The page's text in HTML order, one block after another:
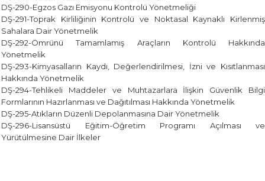
DŞ-290-Egzos Gazı Emisyonu Kontrolü Yönetmeliği
DŞ-291-Toprak Kirliliğinin Kontrolü ve Noktasal Kaynaklı Kirlenmiş
Sahalara Dair Yönetmelik
DŞ-292-Ömrünü Tamamlamış Araçların Kontrolü Hakkında
Yönetmelik
DŞ-293-Kimyasalların Kaydı, Değerlendirilmesi, İzni ve Kısıtlanması
Hakkında Yönetmelik
DŞ-294-Tehlikeli Maddeler ve Muhtazarlara İlişkin Güvenlik Bilgi
Formlarının Hazırlanması ve Dağıtılması Hakkında Yönetmelik
DŞ-295-Atıkların Düzenli Depolanmasına Dair Yönetmelik
DŞ-296-Lisansüstü Eğitim-Öğretim Programı Açılması ve
Yürütülmesine Dair İlkeler